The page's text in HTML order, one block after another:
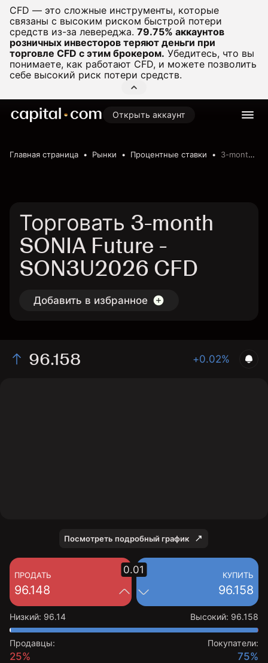
CFD — это сложные инструменты, которые
связаны с высоким риском быстрой потери
средств из-за левереджа. 79.75% аккаунтов
розничных инвесторов теряют деньги при
торговле CFD с этим брокером. Убедитесь, что вы
понимаете, как работают CFD, и можете позволить
себе высокий риск потери средств.
Открыть аккаунт
Главная страница Рынки Процентные ставки 3-month SONIA Future
Торговать 3-month
SONIA Future -
SON3U2026 CFD
Добавить в избранное
96.158 +0.02%
Посмотреть подробный график
ПРОДАТЬ
96.148
КУПИТЬ
96.158
0.01
Низкий: 96.14 Высокий: 96.158
Продавцы:
25%
Покупатели:
75%